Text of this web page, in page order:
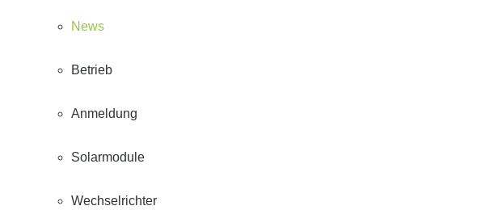
News
Betrieb
Anmeldung
Solarmodule
Wechselrichter